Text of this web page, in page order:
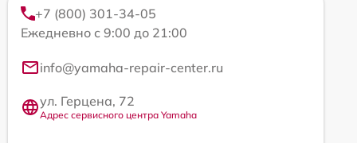
+7 (800) 301-34-05
Ежедневно с 9:00 до 21:00
info@yamaha-repair-center.ru
ул. Герцена, 72
Адрес сервисного центра Yamaha